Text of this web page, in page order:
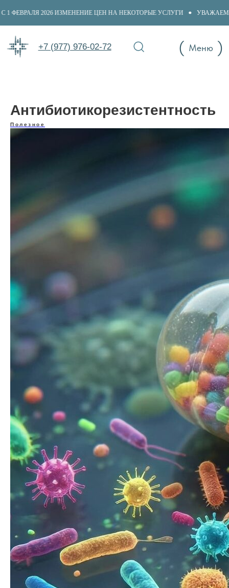
2026 ИЗМЕНЕНИЕ ЦЕН НА НЕКОТОРЫЕ УСЛУГИ УВАЖАЕМЫЕ
+7 (977) 976-02-72
Антибиотикорезистентность
Полезное